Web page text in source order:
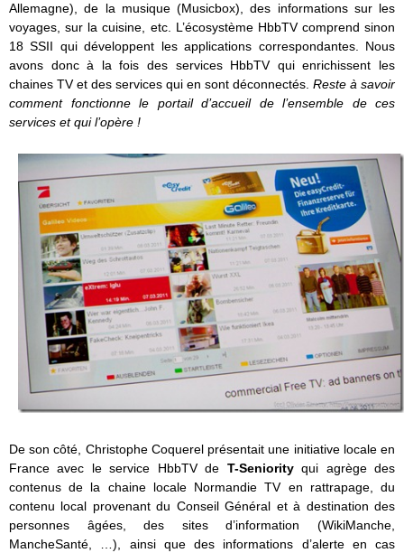
Allemagne), de la musique (Musicbox), des informations sur les
voyages, sur la cuisine, etc. L’écosystème HbbTV comprend sinon
18 SSII qui développent les applications correspondantes. Nous
avons donc à la fois des services HbbTV qui enrichissent les
chaines TV et des services qui en sont déconnectés. Reste à savoir
comment fonctionne le portail d’accueil de l’ensemble de ces
services et qui l’opère !
De son côté, Christophe Coquerel présentait une initiative locale en
France avec le service HbbTV de T-Seniorityqui agrège des
contenus de la chaine locale Normandie TV en rattrapage, du
contenu local provenant du Conseil Général et à destination des
personnes âgées, des sites d’information (WikiManche,
MancheSanté, …), ainsi que des informations d’alerte en cas